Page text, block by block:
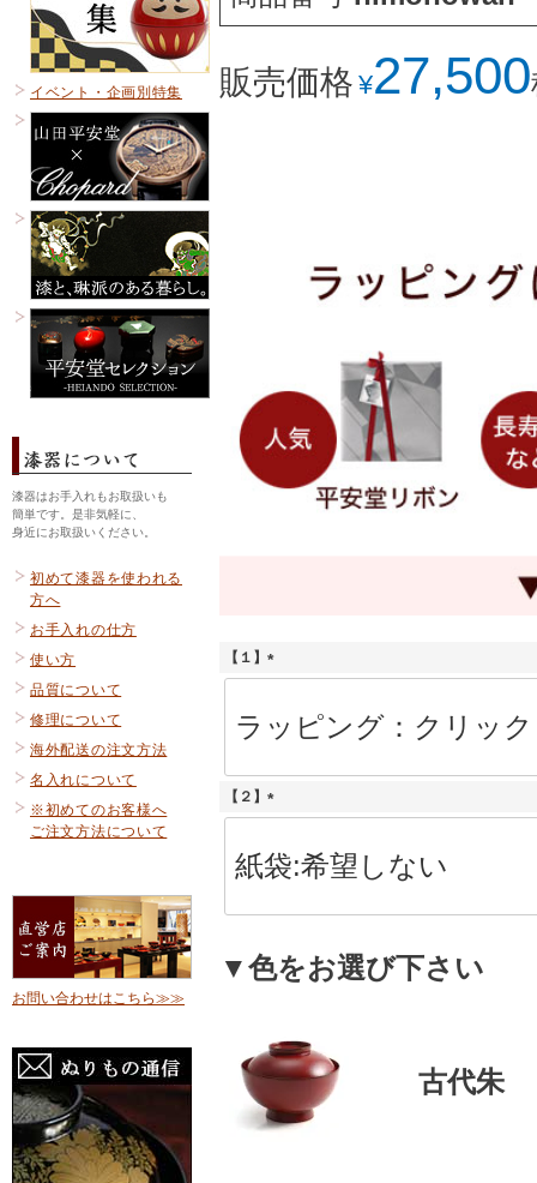
イベント・企画別特集
漆器はお手入れもお取扱いも
簡単です。是非気軽に、
身近にお取扱いください。
初めて漆器を使われる
方へ
お手入れの仕方
使い方
品質について
修理について
海外配送の注文方法
名入れについて
※初めてのお客様へ
ご注文方法について
お問い合わせはこちら≫≫
販売価格 ¥27,500
【１】
(
須
【２】
(
須
▼色をお選び下さい
古代朱